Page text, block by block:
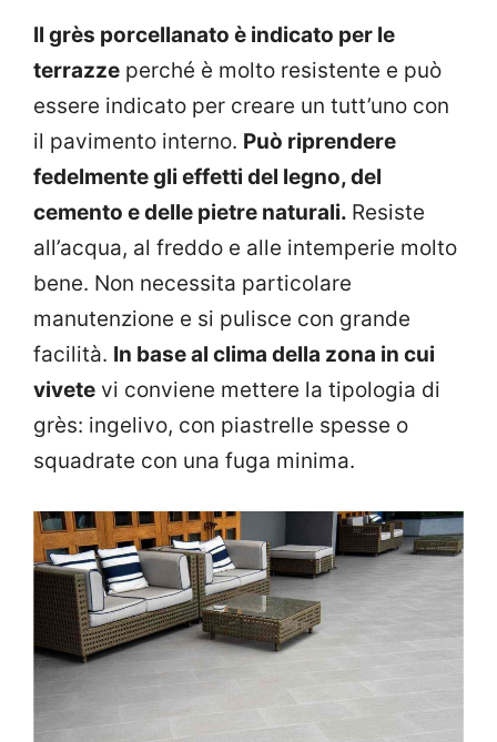
Il grès porcellanato è indicato per le
terrazze perché è molto resistente e può
essere indicato per creare un tutt’uno con
il pavimento interno. Può riprendere
fedelmente gli effetti del legno, del
cemento e delle pietre naturali. Resiste
all’acqua, al freddo e alle intemperie molto
bene. Non necessita particolare
manutenzione e si pulisce con grande
facilità. In base al clima della zona in cui
vivete vi conviene mettere la tipologia di
grès: ingelivo, con piastrelle spesse o
squadrate con una fuga minima.